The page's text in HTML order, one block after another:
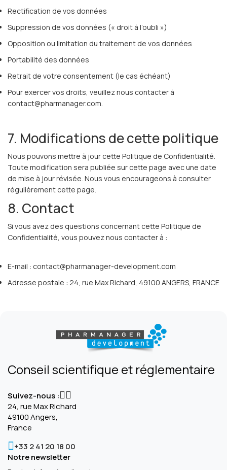
Rectification de vos données
Suppression de vos données (« droit à l’oubli »)
Opposition ou limitation du traitement de vos données
Portabilité des données
Retrait de votre consentement (le cas échéant)
Pour exercer vos droits, veuillez nous contacter à
contact@pharmanager.com.
7. Modifications de cette politique
Nous pouvons mettre à jour cette Politique de Confidentialité.
Toute modification sera publiée sur cette page avec une date
de mise à jour révisée. Nous vous encourageons à consulter
régulièrement cette page.
8. Contact
Si vous avez des questions concernant cette Politique de
Confidentialité, vous pouvez nous contacter à :
E-mail : contact@pharmanager-development.com
Adresse postale : 24, rue Max Richard, 49100 ANGERS, FRANCE
Conseil scientifique et réglementaire
Suivez-nous :
24, rue Max Richard
49100 Angers,
France
+33 2 41 20 18 00
Notre newsletter